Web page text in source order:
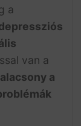
a
van a
a